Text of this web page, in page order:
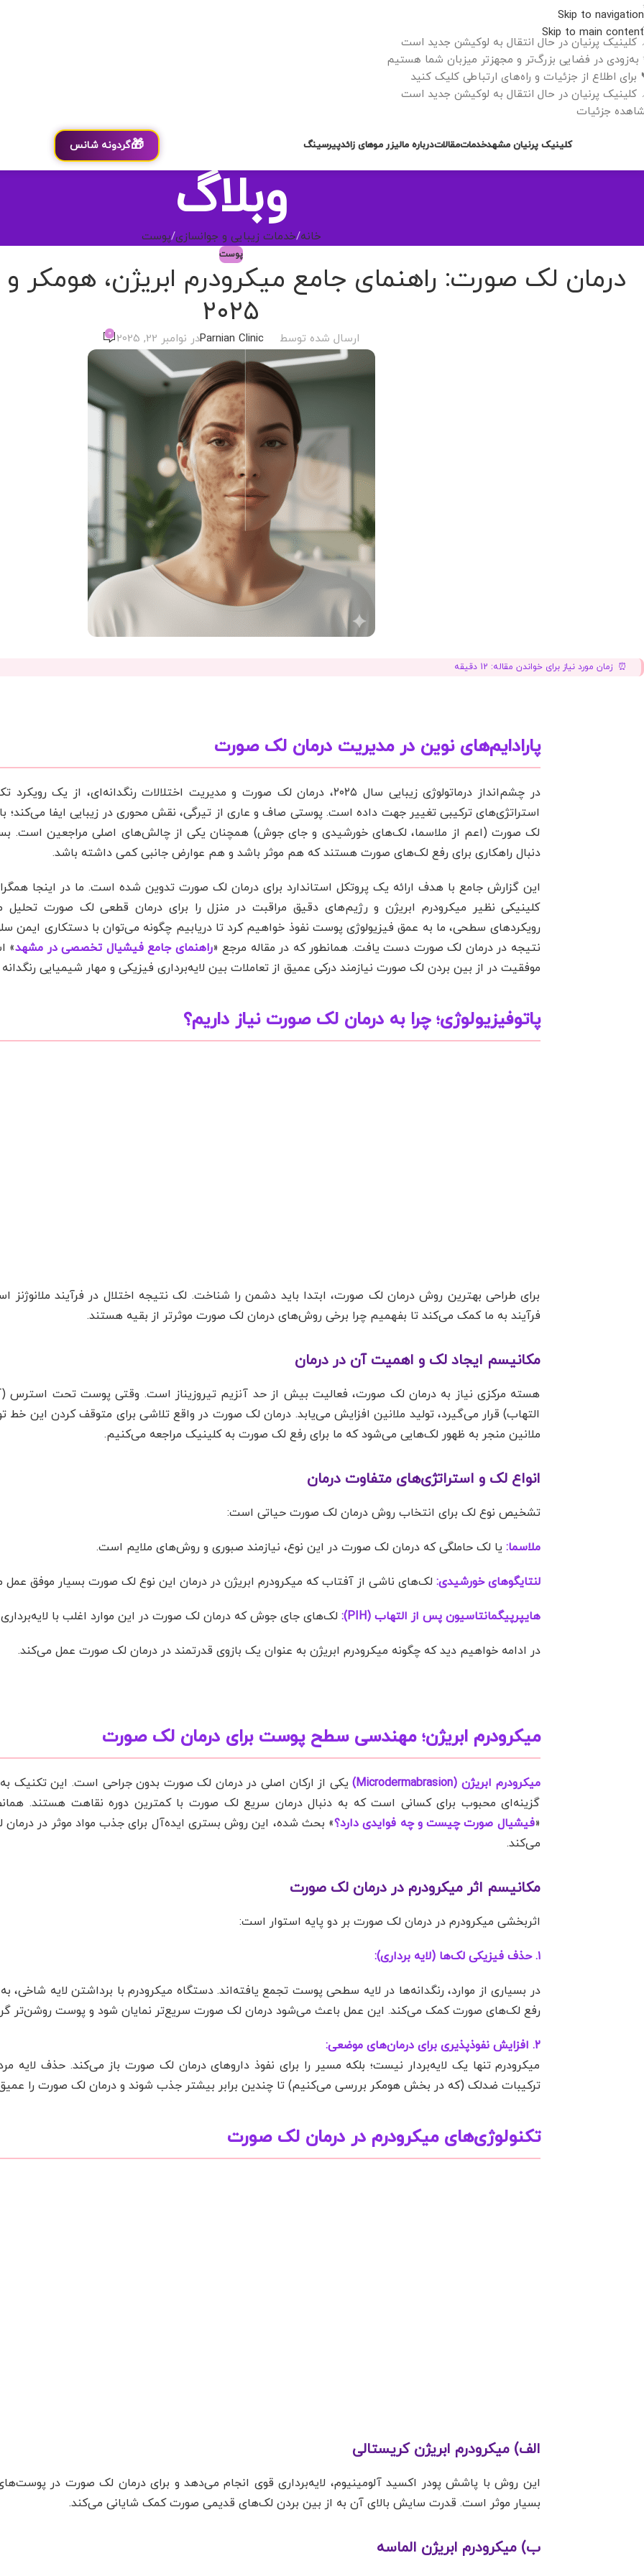
Skip to navigation
Skip to main content
کلینیک پرنیان در حال انتقال به لوکیشن جدید است
به‌زودی در فضایی بزرگ‌تر و مجهزتر میزبان شما هستیم
برای اطلاع از جزئیات و راه‌های ارتباطی کلیک کنید
کلینیک پرنیان در حال انتقال به لوکیشن جدید است
جزئیات
کلینیک پرنیان مشهدخدماتمقالاتدرباره مالیزر موهای زائدپیرسینگ 🎁گردونه شانس
وبلاگ
خانه خدمات زیبایی و جوانسازی پوست
پوست
درمان لک صورت: راهنمای جامع میکرودرم ابریژن، هومکر
۲۰۲۵
ارسال شده توسط Parnian Clinicدر نوامبر 22, 2025 0
زمان مورد نیاز برای خواندن مقاله: 12 دقیقه
پارادایم‌های نوین در مدیریت درمان لک صورت
در چشم‌انداز درماتولوژی زیبایی سال ۲۰۲۵، درمان لک صورت و مدیریت اختلالات رنگدانه‌ای، از
استراتژی‌های ترکیبی تغییر جهت داده است. پوستی صاف و عاری از تیرگی، نقش محوری در زیبایی ایفا می‌کند؛
لک صورت (اعم از ملاسما، لک‌های خورشیدی و جای جوش) همچنان یکی از چالش‌های اصلی مراجعین است.
دنبال راهکاری برای رفع لک‌های صورت هستند که هم موثر باشد و هم عوارض جانبی کمی داشته باشد.
این گزارش جامع با هدف ارائه یک پروتکل استاندارد برای درمان لک صورت تدوین شده است. ما در اینجا
کلینیکی نظیر میکرودرم ابریژن و رژیم‌های دقیق مراقبت در منزل را برای درمان قطعی لک صورت تحلیل
رویکردهای سطحی، ما به عمق فیزیولوژی پوست نفوذ خواهیم کرد تا دریابیم چگونه می‌توان با دستکاری ایمن
نتیجه در درمان لک صورت دست یافت. همانطور که در مقاله مرجع «راهنمای جامع فیشیال تخصصی در مشهد»
موفقیت در از بین بردن لک صورت نیازمند درکی عمیق از تعاملات بین لایه‌برداری فیزیکی و مهار شیمیایی
پاتوفیزیولوژی؛ چرا به درمان لک صورت نیاز داریم؟
برای طراحی بهترین روش درمان لک صورت، ابتدا باید دشمن را شناخت. لک نتیجه اختلال در فرآیند
فرآیند به ما کمک می‌کند تا بفهمیم چرا برخی روش‌های درمان لک صورت موثرتر از بقیه هستند.
مکانیسم ایجاد لک و اهمیت آن در درمان
هسته مرکزی نیاز به درمان لک صورت، فعالیت بیش از حد آنزیم تیروزیناز است. وقتی پوست تحت استرس
التهاب) قرار می‌گیرد، تولید ملانین افزایش می‌یابد. درمان لک صورت در واقع تلاشی برای متوقف کردن این خط
ملانین منجر به ظهور لک‌هایی می‌شود که ما برای رفع لک صورت به کلینیک مراجعه می‌کنیم.
انواع لک و استراتژی‌های متفاوت درمان
تشخیص نوع لک برای انتخاب روش درمان لک صورت حیاتی است:
ملاسما: یا لک حاملگی که درمان لک صورت در این نوع، نیازمند صبوری و روش‌های ملایم است.
لنتایگوهای خورشیدی: لک‌های ناشی از آفتاب که میکرودرم ابریژن در درمان این نوع لک صورت بسیار موفق عمل
هایپرپیگمانتاسیون پس از التهاب (PIH): لک‌های جای جوش که درمان لک صورت در این موارد اغلب با
در ادامه خواهیم دید که چگونه میکرودرم ابریژن به عنوان یک بازوی قدرتمند در درمان لک صورت عمل می‌کند.
میکرودرم ابریژن؛ مهندسی سطح پوست برای درمان لک صورت
میکرودرم ابریژن (Microdermabrasion)
یکی از ارکان اصلی در درمان لک صورت بدون جراحی است. این تکنیک به
گزینه‌ای محبوب برای کسانی است که به دنبال درمان سریع لک صورت با کمترین دوره نقاهت هستند.
«فیشیال صورت چیست و چه فوایدی دارد؟» بحث شده، این روش بستری ایده‌آل برای جذب مواد موثر در
می‌کند.
مکانیسم اثر میکرودرم در درمان لک صورت
اثربخشی میکرودرم در درمان لک صورت بر دو پایه استوار است:
۱. حذف فیزیکی لک‌ها (لایه برداری):
در بسیاری از موارد، رنگدانه‌ها در لایه سطحی پوست تجمع یافته‌اند. دستگاه میکرودرم با برداشتن لایه شاخی،
رفع لک‌های صورت کمک می‌کند. این عمل باعث می‌شود درمان لک صورت سریع‌تر نمایان شود و پوست روشن‌تر
۲. افزایش نفوذپذیری برای درمان‌های موضعی:
میکرودرم تنها یک لایه‌بردار نیست؛ بلکه مسیر را برای نفوذ داروهای درمان لک صورت باز می‌کند. حذف لایه
ترکیبات ضدلک (که در بخش هومکر بررسی می‌کنیم) تا چندین برابر بیشتر جذب شوند و درمان لک صورت را
تکنولوژی‌های میکرودرم در درمان لک صورت
الف) میکرودرم ابریژن کریستالی
این روش با پاشش پودر اکسید آلومینیوم، لایه‌برداری قوی انجام می‌دهد و برای درمان لک صورت در
بسیار موثر است. قدرت سایش بالای آن به از بین بردن لک‌های قدیمی صورت کمک شایانی می‌کند.
ب) میکرودرم ابریژن الماسه